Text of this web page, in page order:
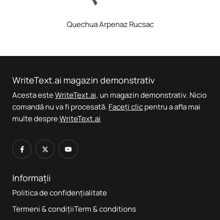
Quechua Arpenaz Rucsac
WriteText.ai magazin demonstrativ
Acesta esteWriteText.ai, un magazin demonstrativ. Nicio
comandă nu va fi procesată. Faceți clicpentru a afla mai
multe despreWriteText.ai
Informații
Politica de confidențialitate
Termeni & condițiiTerm & conditions